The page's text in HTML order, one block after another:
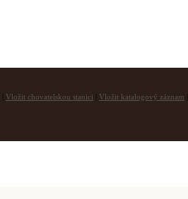
Vložit chovatelskou stanici Vložit katalogový záznam